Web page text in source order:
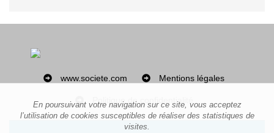
En poursuivant votre navigation sur ce site, vous acceptez
l’utilisation de cookies susceptibles de réaliser des statistiques de
visites.
www.societe.com Mentions légales
Politique de confidentialité